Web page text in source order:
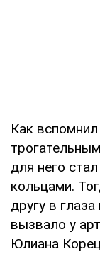
Как
для него
кольцами.
другу в
вызвало у
Юлиана